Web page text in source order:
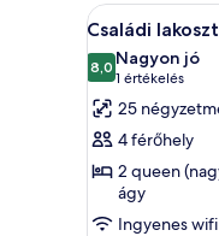
A
következő
szoba
összes
képének
Családi
lakosztály
5
Családi
8,010-ből 8,0
Nagyon jó
1 értékelés
(1
értékelés)
25
4 férőhely
2 queen
ágy
Ingyenes wifi